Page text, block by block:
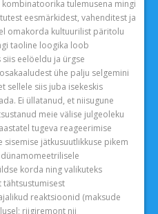
tulemusena mingi
eesmärkidest, vahenditest ja
omakorda kultuurilist päritolu
taoline loogika loob
eelöeldu ja ürgse
ühe palju selgemini
sellele siis juba isekeskis
Ei üllatanud, et niisugune
meie välise julgeoleku
tugeva reageerimise
sisemise jätkusuutlikkuse pikem
korda ning valikuteks
tähtsustumisest
reaktsioonid (maksude
riigiremont nii